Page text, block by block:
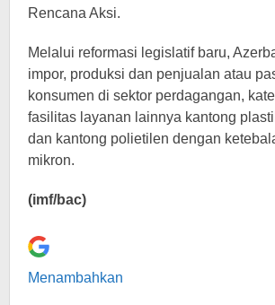
Rencana Aksi.
Melalui reformasi legislatif baru,
impor, produksi dan penjualan atau
konsumen di sektor perdagangan,
fasilitas layanan lainnya kantong
dan kantong polietilen dengan
mikron.
(imf/bac)
Menambahkan